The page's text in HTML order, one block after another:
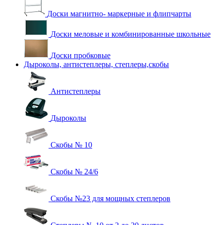
Доски магнитно- маркерные и флипчарты
Доски меловые и комбинированные школьные
Доски пробковые
Дыроколы, антистеплеры, степлеры,скобы
Антистеплеры
Дыроколы
Скобы № 10
Скобы № 24/6
Скобы №23 для мощных степлеров